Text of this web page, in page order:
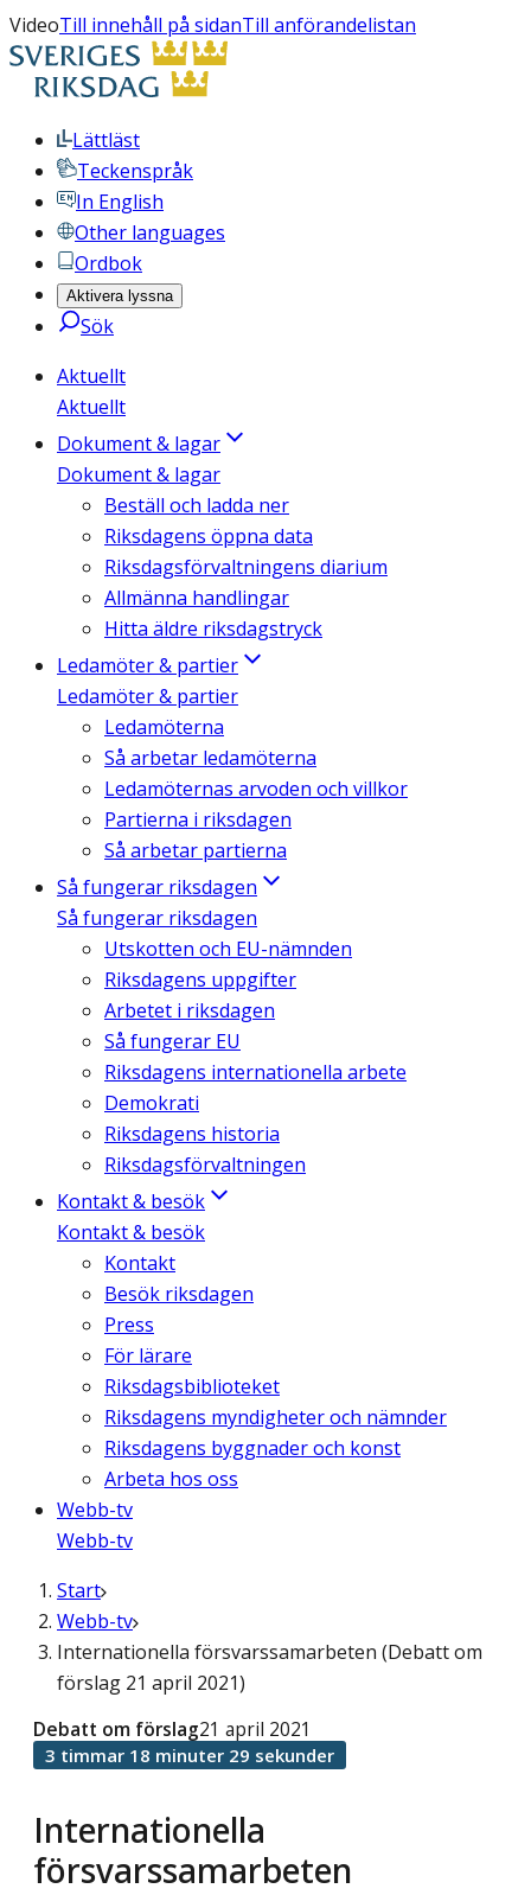
VideoTill innehåll på sidanTill anförandelistan
Lättläst
Teckenspråk
In English
Other languages
Ordbok
Aktivera lyssna
Sök
Aktuellt
Aktuellt
Dokument & lagar
Dokument & lagar
Beställ och ladda ner
Riksdagens öppna data
Riksdagsförvaltningens diarium
Allmänna handlingar
Hitta äldre riksdagstryck
Ledamöter & partier
Ledamöter & partier
Ledamöterna
Så arbetar ledamöterna
Ledamöternas arvoden och villkor
Partierna i riksdagen
Så arbetar partierna
Så fungerar riksdagen
Så fungerar riksdagen
Utskotten och EU-nämnden
Riksdagens uppgifter
Arbetet i riksdagen
Så fungerar EU
Riksdagens internationella arbete
Demokrati
Riksdagens historia
Riksdagsförvaltningen
Kontakt & besök
Kontakt & besök
Kontakt
Besök riksdagen
Press
För lärare
Riksdagsbiblioteket
Riksdagens myndigheter och nämnder
Riksdagens byggnader och konst
Arbeta hos oss
Webb-tv
Webb-tv
Start
Webb-tv
Internationella försvarssamarbeten (Debatt om
förslag 21 april 2021)
Internationella
försvarssamarbeten
Debatt om förslag21 april 2021
3 timmar 18 minuter 29 sekunder